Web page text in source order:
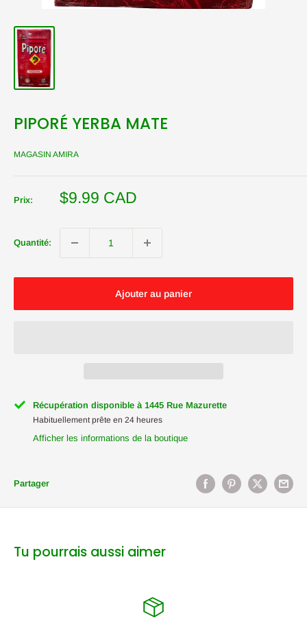
PIPORÉ YERBA MATE
MAGASIN AMIRA
Prix:
Prix
$9.99 CAD
Quantité:
Ajouter au panier
Récupération disponible à 1445 Rue Mazurette
Habituellement prête en 24 heures
Afficher les informations de la boutique
Partager
Tu pourrais aussi aimer